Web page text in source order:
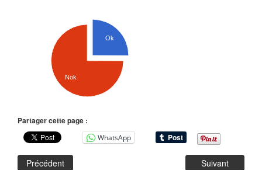
Ok
Nok
Partager cette page :
WhatsApp
Précédent Suivant